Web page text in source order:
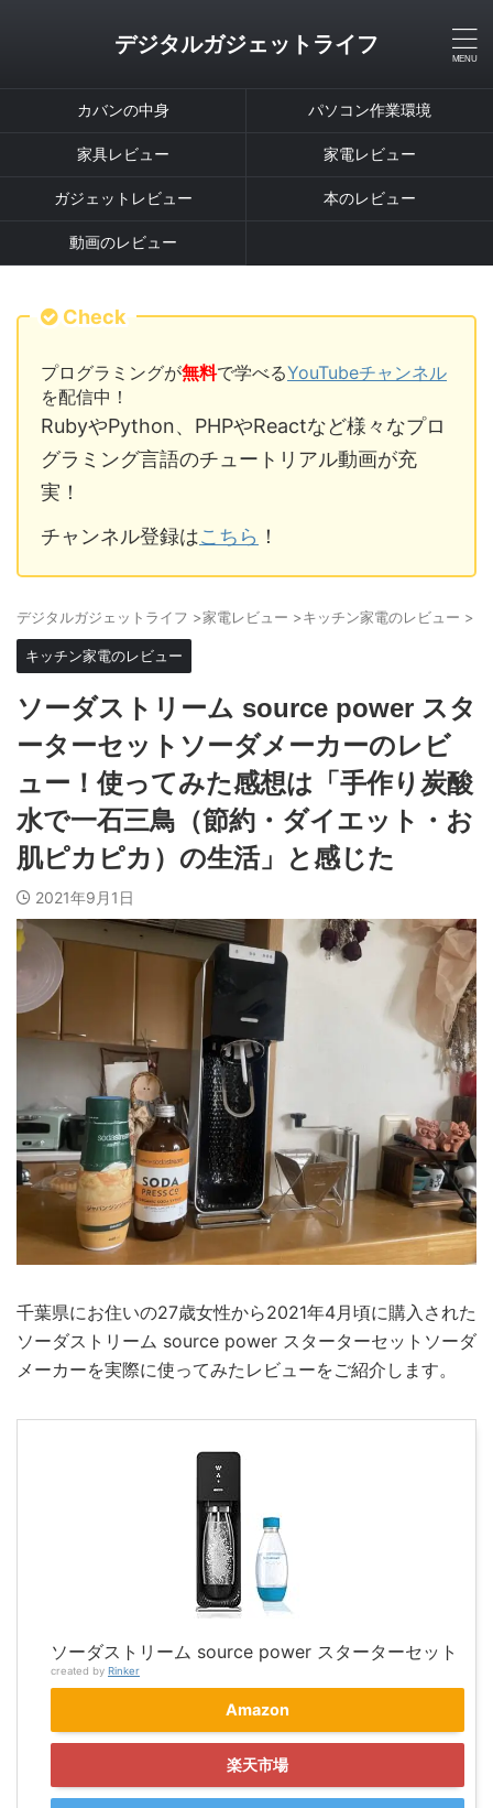
デジタルガジェットライフ
カバンの中身 パソコン作業環境
家具レビュー 家電レビュー
ガジェットレビュー 本のレビュー
動画のレビュー
Check
プログラミングが無料で学べるYouTubeチャンネル
を配信中！
RubyやPython、PHPやReactなど様々なプロ
グラミング言語のチュートリアル動画が充
実！
チャンネル登録はこちら ！
デジタルガジェットライフ >家電レビュー >キッチン家電のレビュー >
キッチン家電のレビュー
ソーダストリーム source power スタ
ーターセットソーダメーカーのレビ
ュー！使ってみた感想は「手作り炭酸
水で一石三鳥（節約・ダイエット・お
肌ピカピカ）の生活」と感じた
2021年9月1日
千葉県にお住いの27歳女性から2021年4月頃に購入された
ソーダストリーム source power スターターセットソーダ
メーカーを実際に使ってみたレビューをご紹介します。
ソーダストリーム source power スターターセット
created by Rinker
Amazon
楽天市場